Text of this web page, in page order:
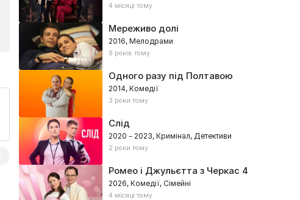
4 місяці тому
Мереживо долі
2016, Мелодрами
9 років тому
Одного разу під Полтавою
2014, Комедії
3 роки тому
Слід
2020 – 2023, Кримінал, Детективи
2 роки тому
Ромео і Джульєтта з Черкас 4
2026, Комедії, Сімейні
4 місяці тому